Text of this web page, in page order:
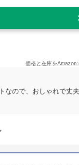
価格と在庫をAmazon
なので、おしゃれで丈